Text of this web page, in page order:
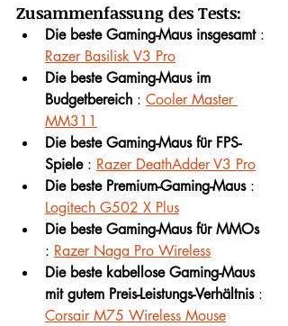
Zusammenfassung des Tests:
Die beste Gaming-Maus insgesamt :
Razer Basilisk V3 Pro
Die beste Gaming-Maus im
Budgetbereich : Cooler Master
MM311
Die beste Gaming-Maus für FPS-
Spiele : Razer DeathAdder V3 Pro
Die beste Premium-Gaming-Maus :
Logitech G502 X Plus
Die beste Gaming-Maus für MMOs
: Razer Naga Pro Wireless
Die beste kabellose Gaming-Maus
mit gutem Preis-Leistungs-Verhältnis :
Corsair M75 Wireless Mouse